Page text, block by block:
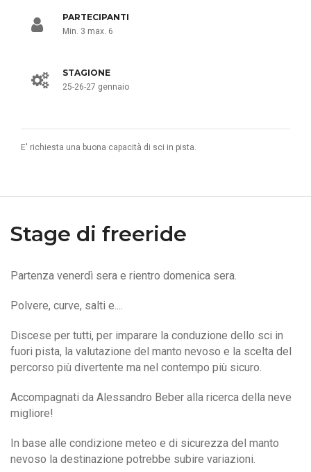
PARTECIPANTI
Min. 3 max. 6
STAGIONE
25-26-27 gennaio
E' richiesta una buona capacità di sci in pista.
Stage di freeride
Partenza venerdì sera e rientro domenica sera.
Polvere, curve, salti e....
Discese per tutti, per imparare la conduzione dello sci in
fuori pista, la valutazione del manto nevoso e la scelta del
percorso più divertente ma nel contempo più sicuro.
Accompagnati da Alessandro Beber alla ricerca della neve
migliore!
In base alle condizione meteo e di sicurezza del manto
nevoso la destinazione potrebbe subire variazioni.